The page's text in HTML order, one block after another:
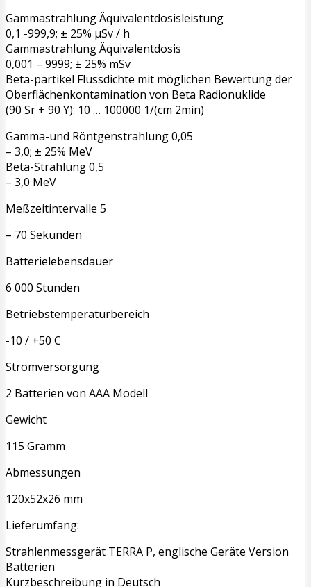
Gammastrahlung Äquivalentdosisleistung
0,1 -999,9; ± 25% μSv / h
Gammastrahlung Äquivalentdosis
0,001 – 9999; ± 25% mSv
Beta-partikel Flussdichte mit möglichen Bewertung der
Oberflächenkontamination von Beta Radionuklide
(90 Sr + 90 Y): 10 … 100000 1/(cm 2min)
Gamma-und Röntgenstrahlung 0,05
– 3,0; ± 25% MeV
Beta-Strahlung 0,5
– 3,0 MeV
Meßzeitintervalle 5
– 70 Sekunden
Batterielebensdauer
6 000 Stunden
Betriebstemperaturbereich
-10 / +50 C
Stromversorgung
2 Batterien von AAA Modell
Gewicht
115 Gramm
Abmessungen
120x52x26 mm
Lieferumfang:
Strahlenmessgerät TERRA P, englische Geräte Version
Batterien
Kurzbeschreibung in Deutsch